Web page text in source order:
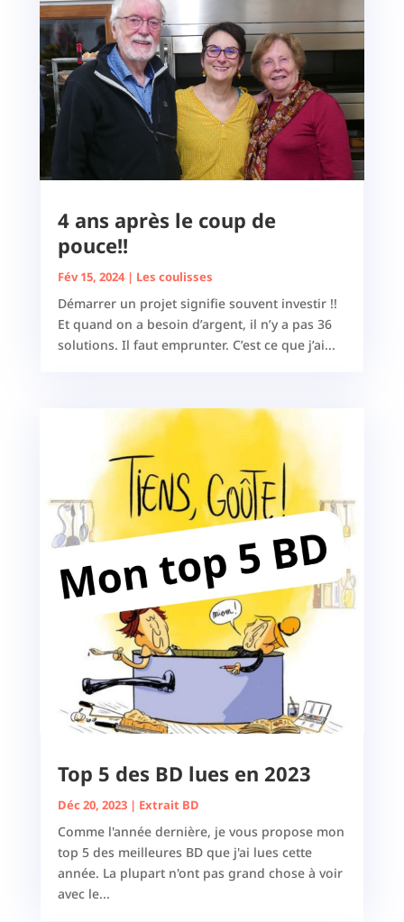
4 ans après le coup de
pouce!!
Fév 15, 2024| Les coulisses
Démarrer un projet signifie souvent investir !!
Et quand on a besoin d’argent, il n’y a pas 36
solutions. Il faut emprunter. C’est ce que j’ai...
Top 5 des BD lues en 2023
Déc 20, 2023| Extrait BD
Comme l'année dernière, je vous propose mon
top 5 des meilleures BD que j'ai lues cette
année. La plupart n'ont pas grand chose à voir
avec le...